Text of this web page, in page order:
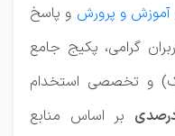
آموزش و پرورش و پاسخ
گرامی، پکیج جامع
و تخصصی استخدام
بر اساس منابع